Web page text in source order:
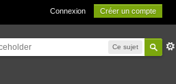
Connexion Créer un compte
Ce sujet